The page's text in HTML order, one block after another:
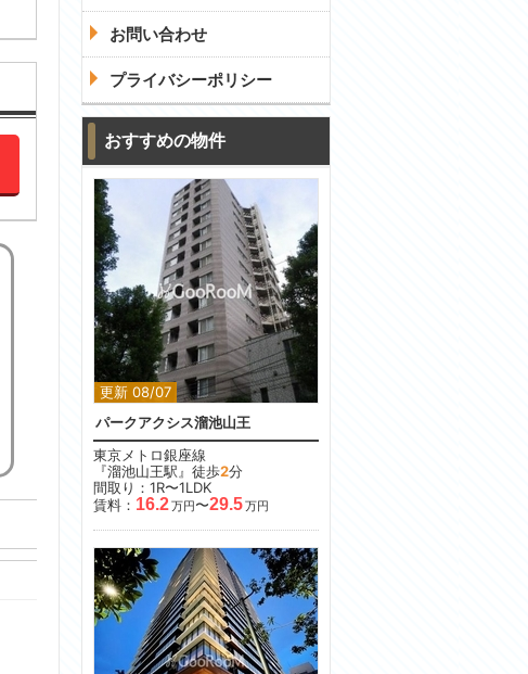
お問い合わせ
プライバシーポリシー
おすすめの物件
更新 08/07
パークアクシス溜池山王
東京メトロ銀座線
『溜池山王駅』徒歩2分
間取り：1R〜1LDK
賃料： 16.2万円〜29.5万円